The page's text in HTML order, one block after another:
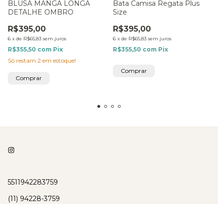
BLUSA MANGA LONGA
DETALHE OMBRO
R$395,00
6 x de R$65,83 sem juros
R$355,50 com Pix
Só restam 2 em estoque!
Comprar
Bata Camisa Regata Plus
Size
R$395,00
6 x de R$65,83 sem juros
R$355,50 com Pix
Comprar
5511942283759
(11) 94228-3759